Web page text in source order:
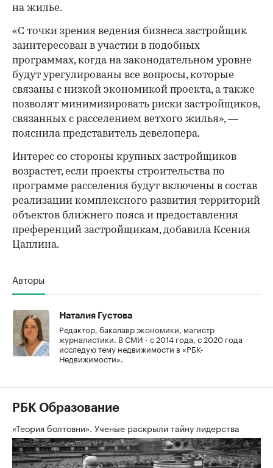
на жилье.
«С точки зрения ведения бизнеса застройщик
заинтересован в участии в подобных
программах, когда на законодательном уровне
будут урегулированы все вопросы, которые
связаны с низкой экономикой проекта, а также
позволят минимизировать риски застройщиков,
связанных с расселением ветхого жилья», —
пояснила представитель девелопера.
Интерес со стороны крупных застройщиков
возрастет, если проекты строительства по
программе расселения будут включены в состав
реализации комплексного развития территорий
объектов ближнего пояса и предоставления
преференций застройщикам, добавила Ксения
Цаплина.
Авторы
Наталия Густова
Редактор, бакалавр экономики, магистр
журналистики. В СМИ - с 2014 года, с 2020 года
исследую тему недвижимости в «РБК-
Недвижимости».
РБК Образование
«Теория болтовни». Ученые раскрыли тайну лидерства